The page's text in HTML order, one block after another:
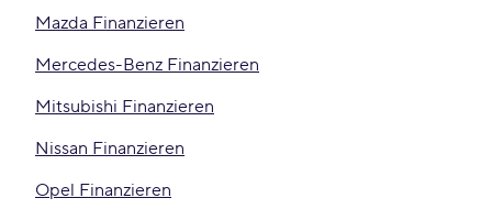
Mazda Finanzieren
Mercedes-Benz Finanzieren
Mitsubishi Finanzieren
Nissan Finanzieren
Opel Finanzieren